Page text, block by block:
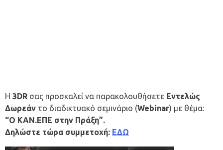
H 3DR σας προσκαλεί να παρακολουθήσετε Εντελώς
Δωρεάν το διαδικτυακό σεμινάριο (Webinar) με θέμα:
“O ΚΑΝ.ΕΠΕ στην Πράξη”.
Δηλώστε τώρα συμμετοχή: ΕΔΩ